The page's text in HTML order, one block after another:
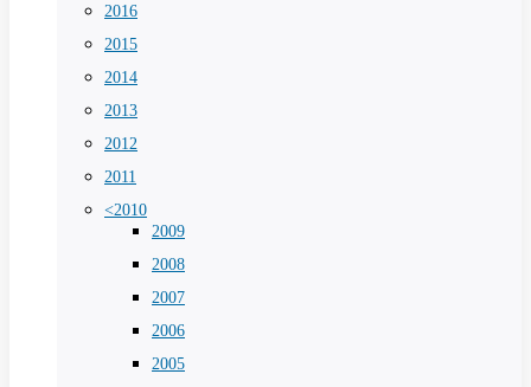
2016
2015
2014
2013
2012
2011
<2010
2009
2008
2007
2006
2005